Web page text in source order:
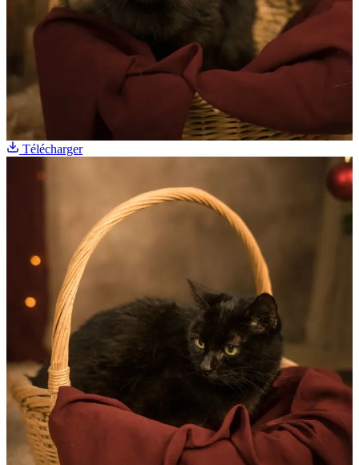
Télécharger